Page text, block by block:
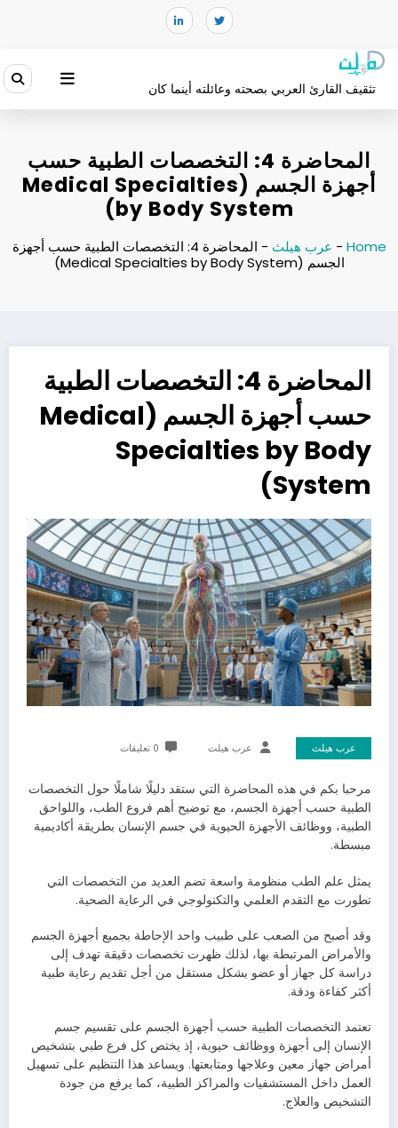
تثقيف القارئ العربي بصحته وعائلته أينما كان
المحاضرة 4: التخصصات الطبية حسب
أجهزة الجسم (Medical Specialties
by Body System)
Home
- عرب هيلث -
المحاضرة 4: التخصصات الطبية حسب أجهزة
الجسم (Medical Specialties by Body System)
المحاضرة 4: التخصصات الطبية
حسب أجهزة الجسم (Medical
Specialties by Body
System)
عرب هيلث عرب هيلث 0 تعليقات
مرحبا بكم في هذه المحاضرة التي ستقد دليلًا شاملًا حول التخصصات
الطبية حسب أجهزة الجسم، مع توضيح أهم فروع الطب، واللواحق
الطبية، ووظائف الأجهزة الحيوية في جسم الإنسان بطريقة أكاديمية
مبسطة.
يمثل علم الطب منظومة واسعة تضم العديد من التخصصات التي
تطورت مع التقدم العلمي والتكنولوجي في الرعاية الصحية.
وقد أصبح من الصعب على طبيب واحد الإحاطة بجميع أجهزة الجسم
والأمراض المرتبطة بها، لذلك ظهرت تخصصات دقيقة تهدف إلى
دراسة كل جهاز أو عضو بشكل مستقل من أجل تقديم رعاية طبية
أكثر كفاءة ودقة.
تعتمد التخصصات الطبية حسب أجهزة الجسم على تقسيم جسم
الإنسان إلى أجهزة ووظائف حيوية، إذ يختص كل فرع طبي بتشخيص
أمراض جهاز معين وعلاجها ومتابعتها. ويساعد هذا التنظيم على تسهيل
العمل داخل المستشفيات والمراكز الطبية، كما يرفع من جودة
التشخيص والعلاج.